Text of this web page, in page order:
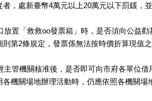
，處新臺幣4萬元以上20萬元以下罰鍰，
放置「救救oo發票箱」時，是否須向公益勸
第2條規定，發票係無法按時價折算現值
主管機關核准後，是否即可向市府各單位借
機關場地辦理活動時，仍應依照各機關場